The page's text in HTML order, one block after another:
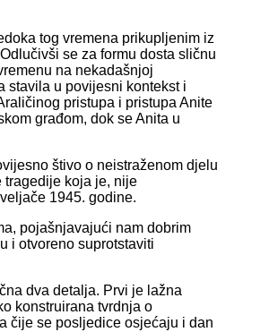
tog vremena prikupljenim iz
se za formu dosta sličnu
na nekadašnjoj
stavila u povijesni kontekst i
pristupa i pristupa Anite
građom, dok se Anita u
štivo o neistraženom djelu
tragedije koja je, nije
1945. godine.
pojašnjavajući nam dobrim
i otvoreno suprotstaviti
dva detalja. Prvi je lažna
konstruirana tvrdnja o
čije se posljedice osjećaju i dan